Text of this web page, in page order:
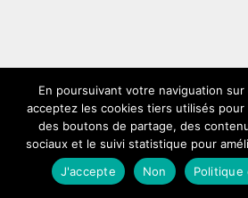
En poursuivant votre naviguation sur
acceptez les cookies tiers utilisés
des boutons de partage, des
sociaux et le suivi statistique pour
J'accepte
Non